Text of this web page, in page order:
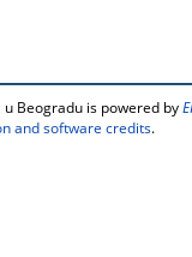
Beogradu is powered by
and software credits.